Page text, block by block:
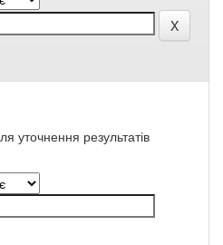
уточнення результатів